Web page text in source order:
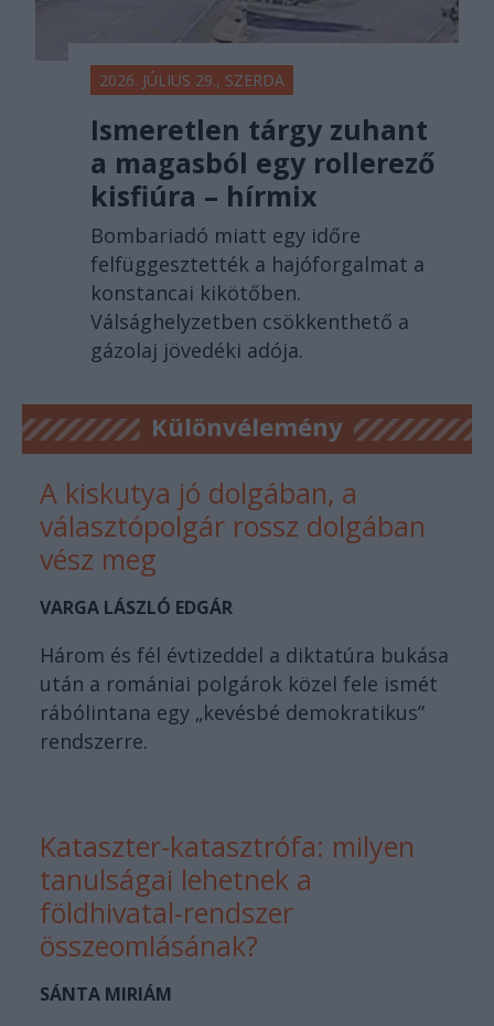
2026. JÚLIUS 29., SZERDA
Ismeretlen tárgy zuhant
a magasból egy rollerező
kisfiúra – hírmix
Bombariadó miatt egy időre
felfüggesztették a hajóforgalmat a
konstancai kikötőben.
Válsághelyzetben csökkenthető a
gázolaj jövedéki adója.
Különvélemény
A kiskutya jó dolgában, a
választópolgár rossz dolgában
vész meg
VARGA LÁSZLÓ EDGÁR
Három és fél évtizeddel a diktatúra bukása
után a romániai polgárok közel fele ismét
rábólintana egy „kevésbé demokratikus”
rendszerre.
Kataszter-katasztrófa: milyen
tanulságai lehetnek a
földhivatal-rendszer
összeomlásának?
SÁNTA MIRIÁM